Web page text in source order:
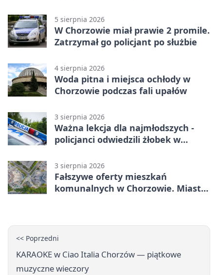
5 sierpnia 2026
W Chorzowie miał prawie 2 promile.
Zatrzymał go policjant po służbie
4 sierpnia 2026
Woda pitna i miejsca ochłody w
Chorzowie podczas fali upałów
3 sierpnia 2026
Ważna lekcja dla najmłodszych -
policjanci odwiedzili żłobek w
3 sierpnia 2026
Fałszywe oferty mieszkań
komunalnych w Chorzowie. Miasto
<< Poprzedni
KARAOKE w Ciao Italia Chorzów — piątkowe
muzyczne wieczory